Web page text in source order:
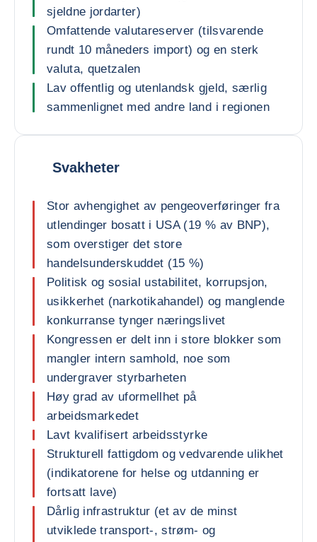
sjeldne jordarter)
Omfattende valutareserver (tilsvarende
rundt 10 måneders import) og en sterk
valuta, quetzalen
Lav offentlig og utenlandsk gjeld, særlig
sammenlignet med andre land i regionen
Svakheter
Stor avhengighet av pengeoverføringer fra
utlendinger bosatt i USA (19 % av BNP),
som overstiger det store
handelsunderskuddet (15 %)
Politisk og sosial ustabilitet, korrupsjon,
usikkerhet (narkotikahandel) og manglende
konkurranse tynger næringslivet
Kongressen er delt inn i store blokker som
mangler intern samhold, noe som
undergraver styrbarheten
Høy grad av uformellhet på
arbeidsmarkedet
Lavt kvalifisert arbeidsstyrke
Strukturell fattigdom og vedvarende ulikhet
(indikatorene for helse og utdanning er
fortsatt lave)
Dårlig infrastruktur (et av de minst
utviklede transport-, strøm- og